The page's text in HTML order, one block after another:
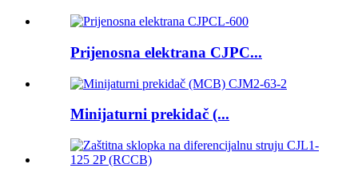
Prijenosna elektrana CJPC...
Minijaturni prekidač (...